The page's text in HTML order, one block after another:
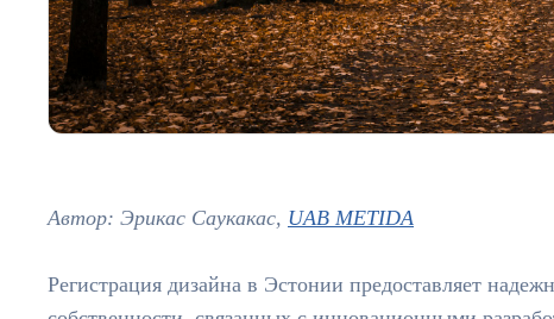
Автор: Эрикас Саукакас, UAB METIDA
Регистрация дизайна в Эстонии предоставляет